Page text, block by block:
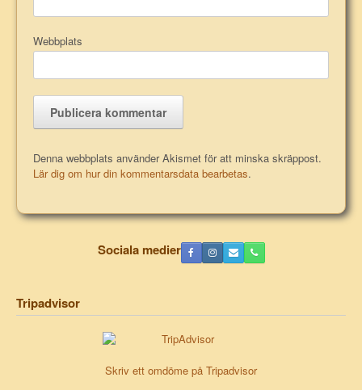
Webbplats
Denna webbplats använder Akismet för att minska skräppost.
Lär dig om hur din kommentarsdata bearbetas.
Sociala medier
Tripadvisor
Skriv ett omdöme på Tripadvisor